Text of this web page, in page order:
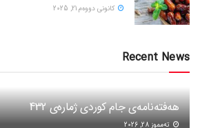
كانونی دووه‌م 21, 2025
Recent News
هەفتەنامەی جام کوردی ژمارەی 432
ته‌مموز 28, 2026